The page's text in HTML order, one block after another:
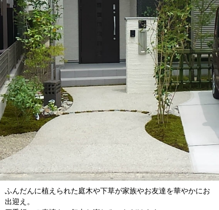
ふんだんに植えられた庭木や下草が家族やお友達を華やかにお
出迎え。